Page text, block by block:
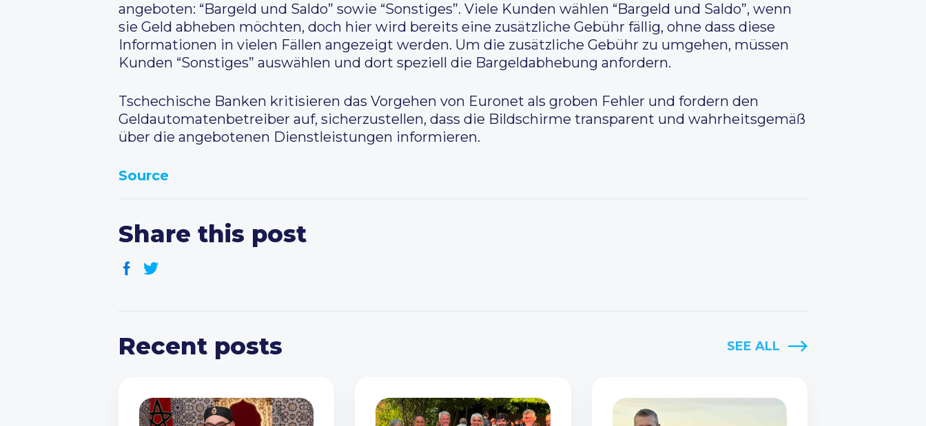
angeboten: “Bargeld und Saldo” sowie “Sonstiges”. Viele Kunden wählen “Bargeld und Saldo”, wenn
sie Geld abheben möchten, doch hier wird bereits eine zusätzliche Gebühr fällig, ohne dass diese
Informationen in vielen Fällen angezeigt werden. Um die zusätzliche Gebühr zu umgehen, müssen
Kunden “Sonstiges” auswählen und dort speziell die Bargeldabhebung anfordern.
Tschechische Banken kritisieren das Vorgehen von Euronet als groben Fehler und fordern den
Geldautomatenbetreiber auf, sicherzustellen, dass die Bildschirme transparent und wahrheitsgemäß
über die angebotenen Dienstleistungen informieren.
Source
Share this post
Recent posts SEE ALL